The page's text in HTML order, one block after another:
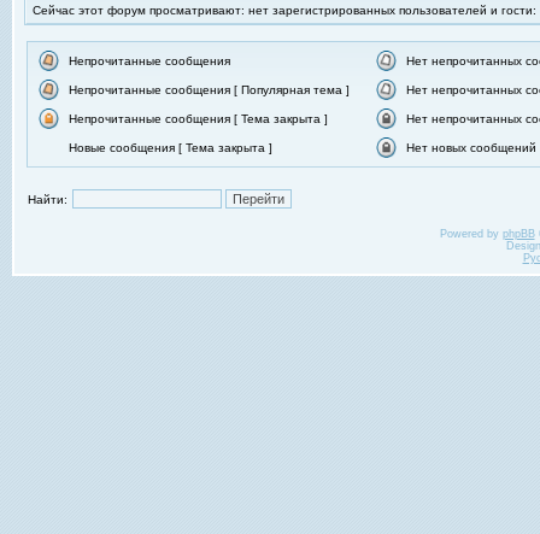
Сейчас этот форум просматривают: нет зарегистрированных пользователей и гости:
Непрочитанные сообщения Нет непрочитанных
Непрочитанные сообщения [ Популярная тема ] Нет непрочитанных
Непрочитанные сообщения [ Тема закрыта ] Нет непрочитанных
Новые сообщения [ Тема закрыта ] Нет новых сообщений
Найти:
Powered by phpBB